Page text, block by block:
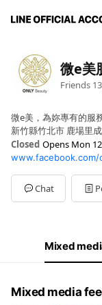
微e美
Friends
微e美，為妳專有的服
新竹縣竹北市 鹿場里
Closed Opens Mon
SunClosed
Mon12:40 - 21:40
Tue12:40 - 21:40
Wed12:40 - 21:40
12:40 - 21:40
Chat
Mixed
Mixed media